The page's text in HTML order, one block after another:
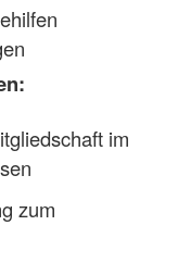
im
zum